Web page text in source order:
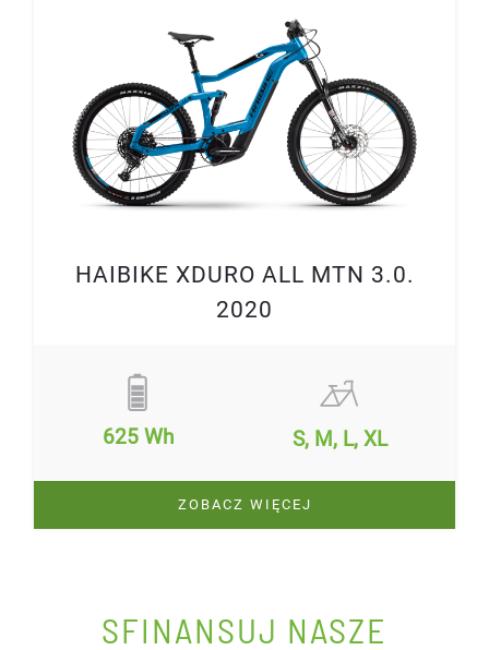
HAIBIKE XDURO ALL MTN 3.0.
2020
625 Wh S, M, L, XL
ZOBACZ WIĘCEJ
SFINANSUJ NASZE